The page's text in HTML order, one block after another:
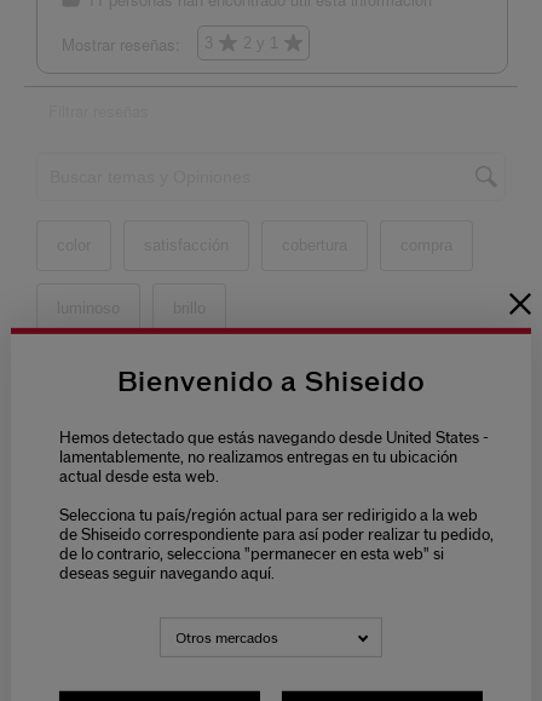
Bienvenido a Shiseido
Hemos detectado que estás navegando desde United States -
lamentablemente, no realizamos entregas en tu ubicación
actual desde esta web.
Selecciona tu país/región actual para ser redirigido a la web
de Shiseido correspondiente para así poder realizar tu pedido,
de lo contrario, selecciona "permanecer en esta web" si
deseas seguir navegando aquí.
Otros mercados